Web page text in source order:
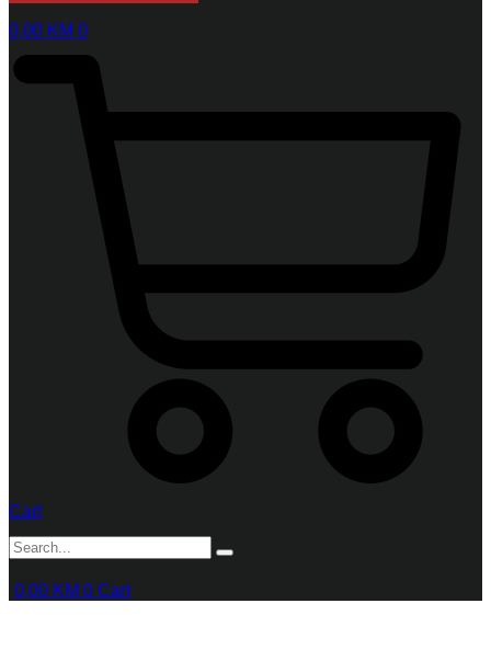
0,00 KM 0
Cart
0,00 KM 0 Cart